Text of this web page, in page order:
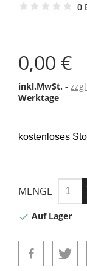
0
0,00 €
inkl.MwSt.
Werktage
kostenloses
MENGE
 Auf Lager